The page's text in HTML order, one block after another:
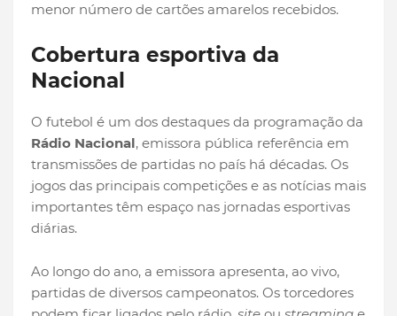
menor número de cartões amarelos recebidos.
Cobertura esportiva da
Nacional
O futebol é um dos destaques da programação da
Rádio Nacional, emissora pública referência em
transmissões de partidas no país há décadas. Os
jogos das principais competições e as notícias mais
importantes têm espaço nas jornadas esportivas
diárias.
Ao longo do ano, a emissora apresenta, ao vivo,
partidas de diversos campeonatos. Os torcedores